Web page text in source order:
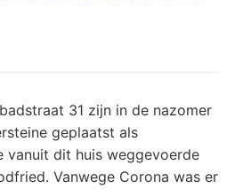
31 zijn in de nazomer
geplaatst als
vanuit dit huis weggevoerde
Vanwege Corona was er